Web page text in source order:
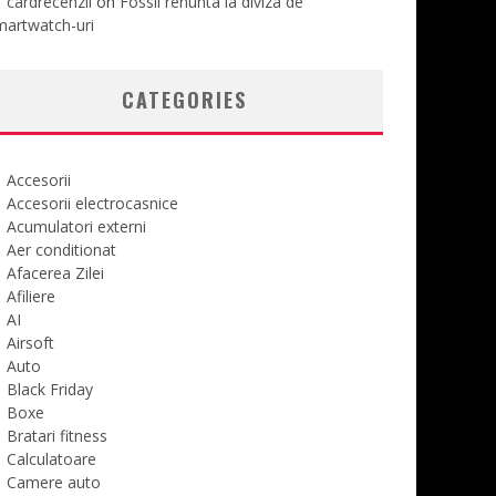
uri
CATEGORIES
Accesorii
Accesorii electrocasnice
Acumulatori externi
Aer conditionat
Afacerea Zilei
Afiliere
AI
Airsoft
Auto
Black Friday
Boxe
Bratari fitness
Calculatoare
Camere auto